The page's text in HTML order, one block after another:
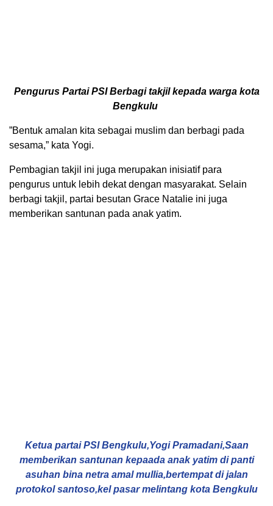
Pengurus Partai PSI Berbagi takjil kepada warga kota
Bengkulu
”Bentuk amalan kita sebagai muslim dan berbagi pada
sesama,” kata Yogi.
Pembagian takjil ini juga merupakan inisiatif para
pengurus untuk lebih dekat dengan masyarakat. Selain
berbagi takjil, partai besutan Grace Natalie ini juga
memberikan santunan pada anak yatim.
Ketua partai PSI Bengkulu,Yogi Pramadani,Saan
memberikan santunan kepaada anak yatim di panti
asuhan bina netra amal mullia,bertempat di jalan
protokol santoso,kel pasar melintang kota Bengkulu